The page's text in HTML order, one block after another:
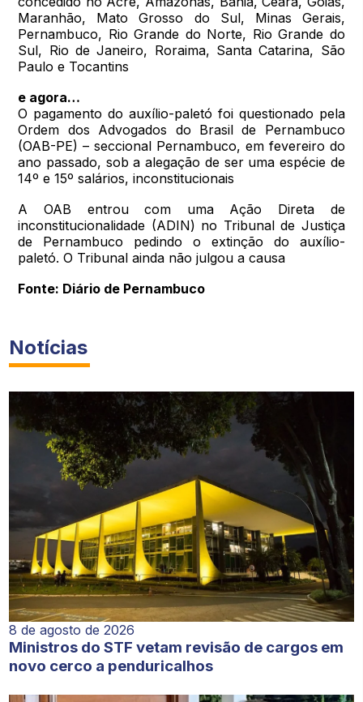
Maranhão, Mato Grosso do Sul, Minas Gerais,
Pernambuco, Rio Grande do Norte, Rio Grande do
Sul, Rio de Janeiro, Roraima, Santa Catarina, São
Paulo e Tocantins
e agora…
O pagamento do auxílio-paletó foi questionado pela
Ordem dos Advogados do Brasil de Pernambuco
(OAB-PE) – seccional Pernambuco, em fevereiro do
ano passado, sob a alegação de ser uma espécie de
14º e 15º salários, inconstitucionais
A OAB entrou com uma Ação Direta de
inconstitucionalidade (ADIN) no Tribunal de Justiça
de Pernambuco pedindo o extinção do auxílio-
paletó. O Tribunal ainda não julgou a causa
Fonte: Diário de Pernambuco
Notícias
8 de agosto de 2026
Ministros do STF vetam revisão de cargos em
novo cerco a penduricalhos